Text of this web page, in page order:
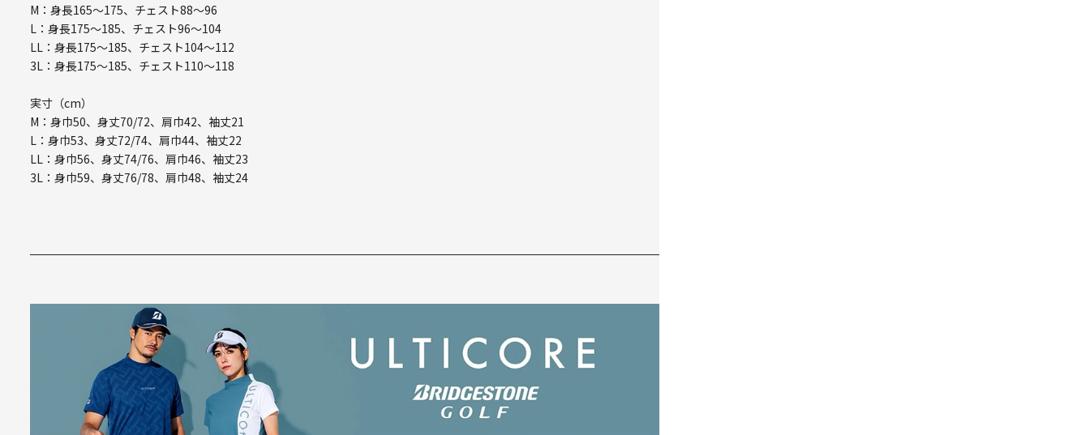
M：身長165～175、チェスト88～96
L：身長175～185、チェスト96～104
LL：身長175～185、チェスト104～112
3L：身長175～185、チェスト110～118
実寸（cm）
M：身巾50、身丈70/72、肩巾42、袖丈21
L：身巾53、身丈72/74、肩巾44、袖丈22
LL：身巾56、身丈74/76、肩巾46、袖丈23
3L：身巾59、身丈76/78、肩巾48、袖丈24